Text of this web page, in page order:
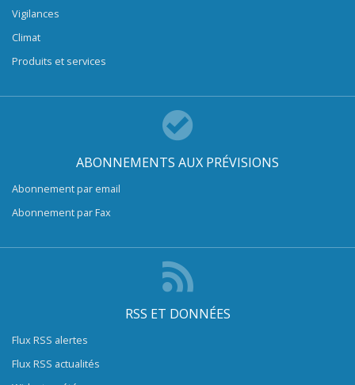
Vigilances
Climat
Produits et services
ABONNEMENTS AUX PRÉVISIONS
Abonnement par email
Abonnement par Fax
RSS ET DONNÉES
Flux RSS alertes
Flux RSS actualités